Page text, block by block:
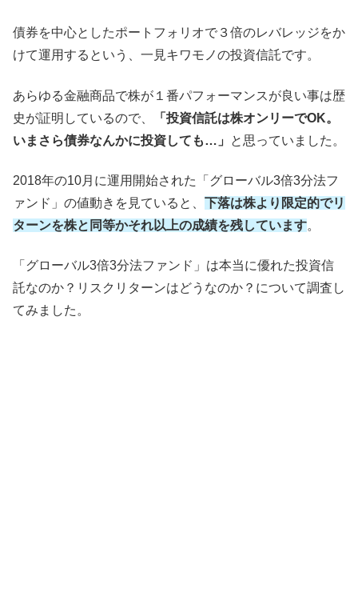
債券を中心としたポートフォリオで３倍のレバレッジをか
けて運用するという、一見キワモノの投資信託です。
あらゆる金融商品で株が１番パフォーマンスが良い事は歴
史が証明しているので、
「投資信託は株オンリーでOK。
いまさら債券なんかに投資しても…」
と思っていました。
2018年の10月に運用開始された「グローバル3倍3分法フ
ァンド」の値動きを見ていると、 下落は株より限定的でリ
ターンを株と同等かそれ以上の成績を残しています。
「グローバル3倍3分法ファンド」は本当に優れた投資信
託なのか？リスクリターンはどうなのか？について調査し
てみました。